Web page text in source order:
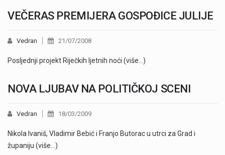
VEČERAS PREMIJERA GOSPOĐICE JULIJE
Vedran 21/07/2008
Posljednji projekt Riječkih ljetnih noći (više…)
NOVA LJUBAV NA POLITIČKOJ SCENI
Vedran 18/03/2009
Nikola Ivaniš, Vladimir Bebić i Franjo Butorac u utrci za Grad i
županiju (više…)